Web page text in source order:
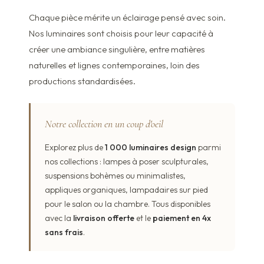
Chaque pièce mérite un éclairage pensé avec soin.
Nos luminaires sont choisis pour leur capacité à
créer une ambiance singulière, entre matières
naturelles et lignes contemporaines, loin des
productions standardisées.
Notre collection en un coup d'oeil
Explorez plus de1 000 luminaires design parmi
nos collections : lampes à poser sculpturales,
suspensions bohèmes ou minimalistes,
appliques organiques, lampadaires sur pied
pour le salon ou la chambre. Tous disponibles
avec la livraison offerte et le paiement en 4x
sans frais.